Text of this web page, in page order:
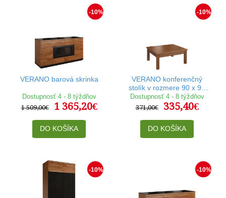
-10%
VERANO barová skrinka
Dostupnosť 4 - 8 týždňov
1 509,00€
1 365,20€
DO KOŠÍKA
-10%
VERANO konferenčný
stolík v rozmere 90 x 90
cm
Dostupnosť 4 - 8 týždňov
371,00€
335,40€
DO KOŠÍKA
-10% -10%